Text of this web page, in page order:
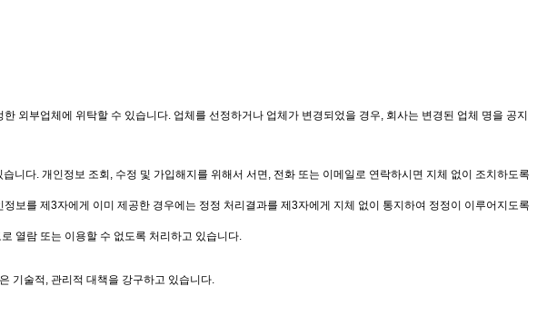
외부업체에 위탁할 수 있습니다. 업체를 선정하거나 업체가 변경되었을 경우, 회사는 변경된 업체 명을 공지
다. 개인정보 조회, 수정 및 가입해지를 위해서 서면, 전화 또는 이메일로 연락하시면 지체 없이 조치하도록
보를 제3자에게 이미 제공한 경우에는 정정 처리결과를 제3자에게 지체 없이 통지하여 정정이 이루어지도록
열람 또는 이용할 수 없도록 처리하고 있습니다.
기술적, 관리적 대책을 강구하고 있습니다.